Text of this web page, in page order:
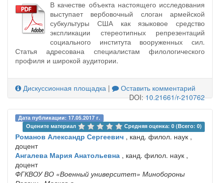
В качестве объекта настоящего исследования
выступает вербовочный слоган армейской
субкультуры США как языковое средство
экспликации стереотипных репрезентаций
социального института вооруженных сил.
Статья адресована специалистам филологического
профиля и широкой аудитории.
Дискуссионная площадка |
Оставить комментарий
DOI:10.21661/r-210762
Дата публикации: 17.05.2017 г.
Оцените материал
Средняя оценка: 0 (Всего: 0)
Романов Александр Сергеевич , канд. филол. наук ,
доцент
Ангалева Мария Анатольевна , канд. филол. наук ,
доцент
ФГКВОУ ВО «Военный университет» Минобороны